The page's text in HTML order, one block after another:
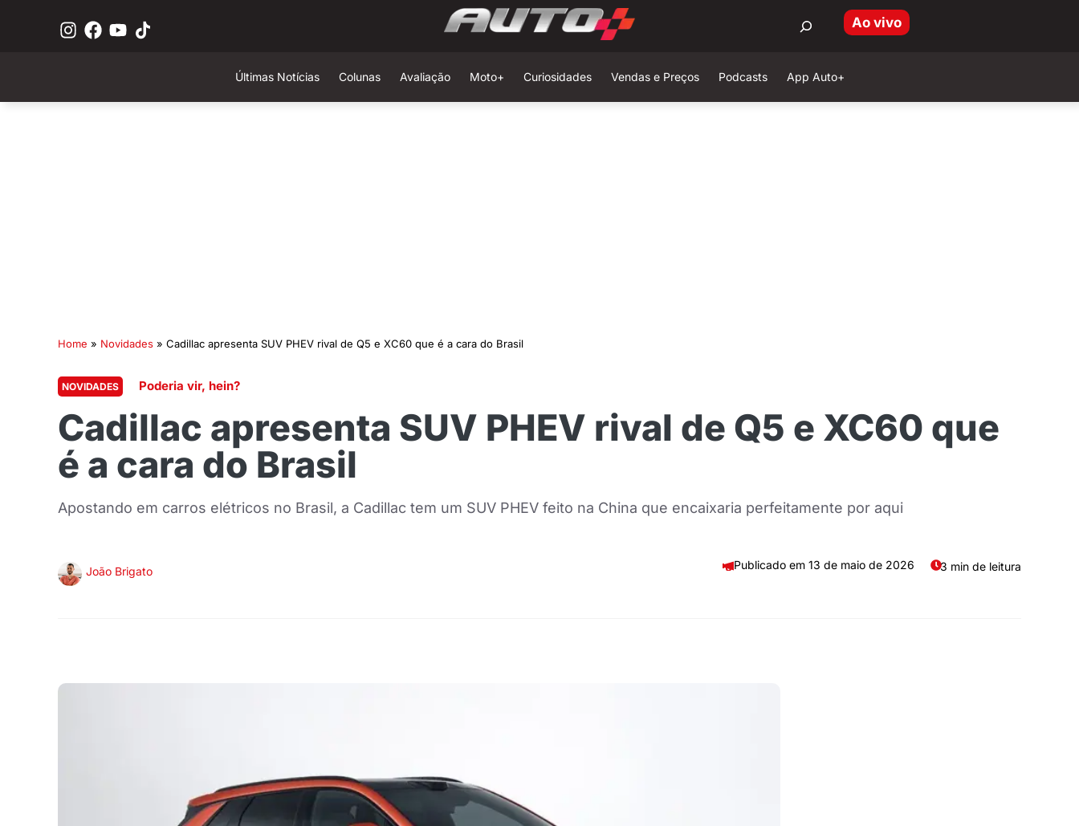
Ao vivo
Últimas Notícias Colunas Avaliação Moto+ Curiosidades Vendas e Preços Podcasts App Auto+
Home » Novidades » Cadillac apresenta SUV PHEV rival de Q5 e XC60 que é a cara do Brasil
NOVIDADES Poderia vir, hein?
Cadillac apresenta SUV PHEV rival de Q5 e XC60 que
é a cara do Brasil
Apostando em carros elétricos no Brasil, a Cadillac tem um SUV PHEV feito na China que encaixaria perfeitamente por aqui
João Brigato 13 de maio de 2026 3 min de leitura